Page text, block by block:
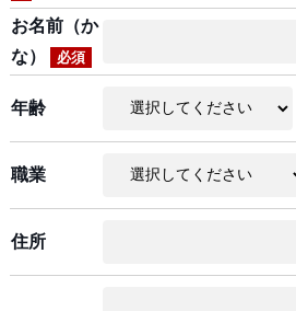
お名前（か
な）
必須
年齢
職業
住所